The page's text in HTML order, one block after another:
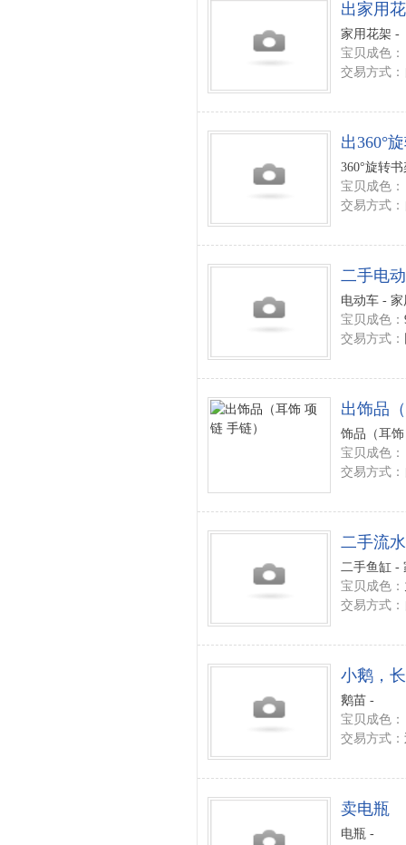
出家用
家用花架 -
宝贝成色：
交易方式：
出360°
360°旋转
宝贝成色：
交易方式：
二手电
电动车 -
宝贝成色：
交易方式：
出饰品
饰品（耳
宝贝成色：
交易方式：
二手流
二手鱼缸 -
宝贝成色：
交易方式：
小鹅，
鹅苗 -
宝贝成色：
交易方式：
卖电瓶
电瓶 -